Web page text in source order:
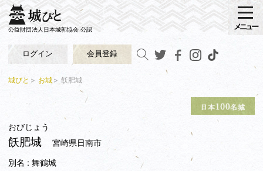
公益財団法人日本城郭協会 公認
ログイン 会員登録
メニュー
城びと お城 飫肥城
おびじょう
飫肥城
宮崎県日南市
別名 : 舞鶴城